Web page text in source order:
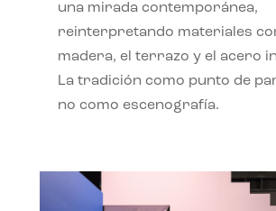
una mirada contemporánea,
reinterpretando materiales
madera, el terrazo y el acero
La tradición como punto de
no como escenografía.